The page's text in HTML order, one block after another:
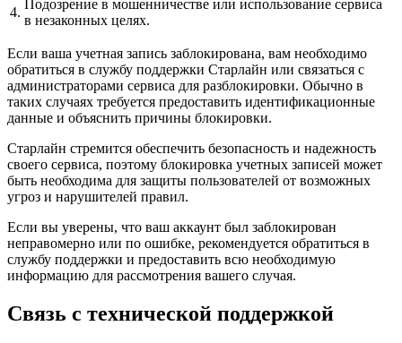
4.
Подозрение в мошенничестве или использование сервиса
в незаконных целях.
Если ваша учетная запись заблокирована, вам необходимо
обратиться в службу поддержки Старлайн или связаться с
администраторами сервиса для разблокировки. Обычно в
таких случаях требуется предоставить идентификационные
данные и объяснить причины блокировки.
Старлайн стремится обеспечить безопасность и надежность
своего сервиса, поэтому блокировка учетных записей может
быть необходима для защиты пользователей от возможных
угроз и нарушителей правил.
Если вы уверены, что ваш аккаунт был заблокирован
неправомерно или по ошибке, рекомендуется обратиться в
службу поддержки и предоставить всю необходимую
информацию для рассмотрения вашего случая.
Связь с технической поддержкой